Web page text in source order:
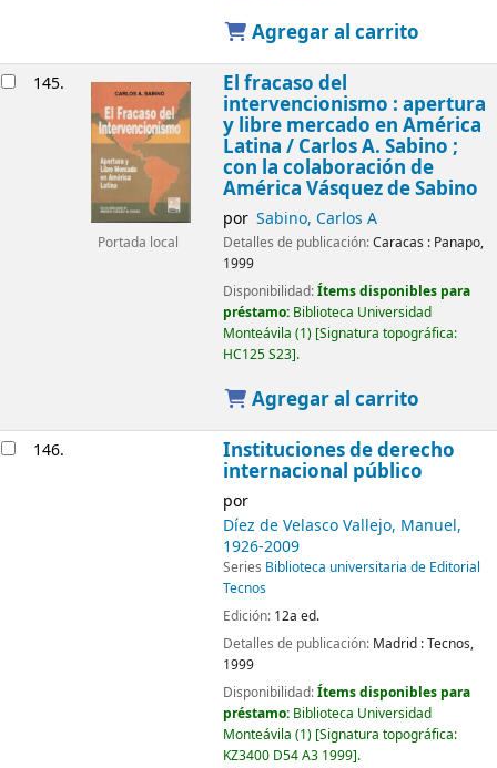
Agregar al carrito
145.
Portada local
El fracaso del
intervencionismo : apertura
y libre mercado en América
Latina / Carlos A. Sabino ;
con la colaboración de
América Vásquez de Sabino
por Sabino, Carlos A
Detalles de publicación:Caracas : Panapo,
1999
Disponibilidad:Ítems disponibles para
préstamo: Biblioteca Universidad
Monteávila (1) Signatura topográfica:
HC125 S23 .
Agregar al carrito
146. Instituciones de derecho
internacional público
por
Díez de Velasco Vallejo, Manuel,
1926-2009
Series Biblioteca universitaria de Editorial
Tecnos
Edición: 12a ed.
Detalles de publicación: Madrid :Tecnos,
1999
Disponibilidad:Ítems disponibles para
préstamo: Biblioteca Universidad
Monteávila (1) Signatura topográfica:
KZ3400 D54 A3 1999 .